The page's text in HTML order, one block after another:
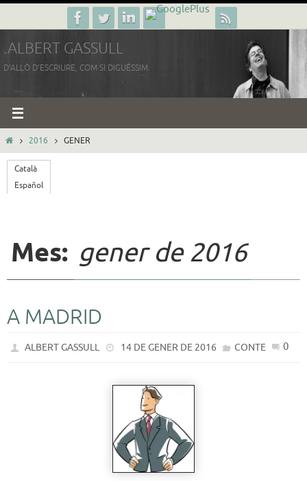
to
content
.ALBERT GASSULL
D'ALLÒ D'ESCRIURE, COM SI DIGUÉSSIM.
HOME2016 GENER
Català
Español
Mes: gener de 2016
A MADRID
ALBERT GASSULL 14 DE GENER DE 2016 CONTE 0